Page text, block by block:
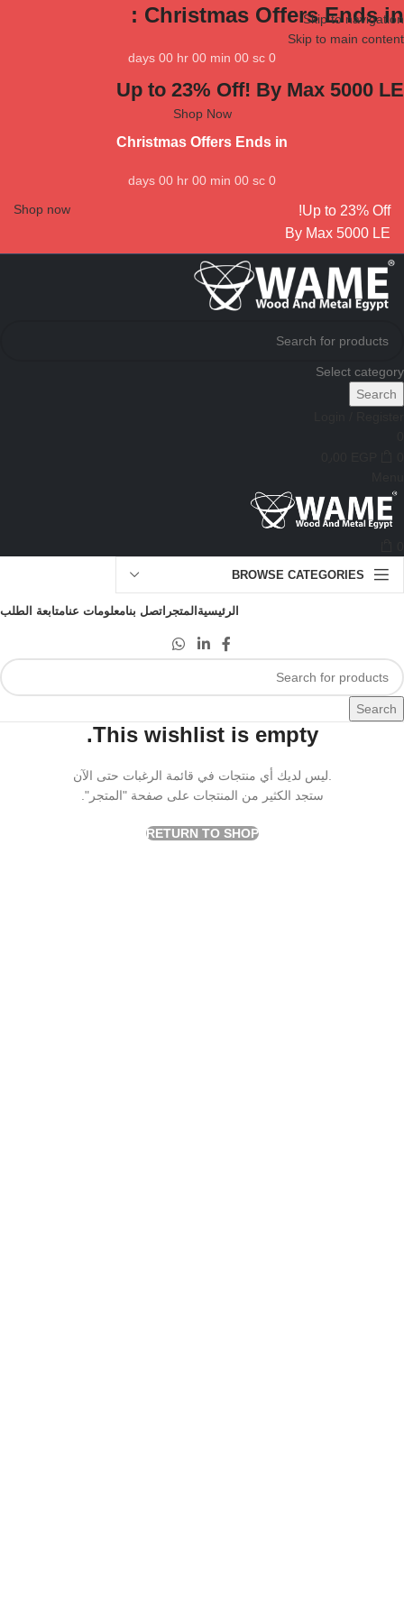
Skip to navigation
Skip to main content
Christmas Offers Ends in :
0
days 00 hr 00 min 00 sc
Up to 23% Off! By Max 5000 LE
Shop Now
Christmas Offers Ends in
0
days 00 hr 00 min 00 sc
Up to 23% Off!
By Max 5000 LE
Shop now
Select category
Search
BROWSE CATEGORIES
الرئيسية المتجر اتصل بنامعلومات عنامتابعة الطلب
Search
This wishlist is empty.
.ليس لديك أي منتجات في قائمة الرغبات حتى الآن
ستجد الكثير من المنتجات على صفحة "المتجر".
RETURN TO SHOP